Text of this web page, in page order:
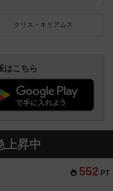
クリス・キリアムス
はこちら
上昇中
552 PT